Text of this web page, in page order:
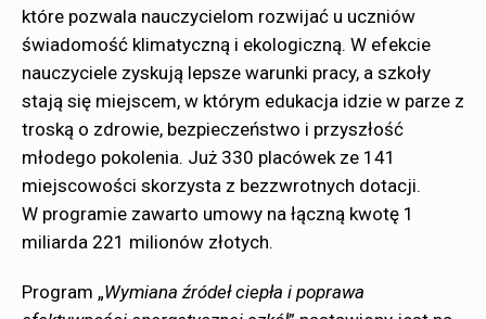
które pozwala nauczycielom rozwijać u uczniów
świadomość klimatyczną i ekologiczną. W efekcie
nauczyciele zyskują lepsze warunki pracy, a szkoły
stają się miejscem, w którym edukacja idzie w parze z
troską o zdrowie, bezpieczeństwo i przyszłość
młodego pokolenia. Już 330 placówek ze 141
miejscowości skorzysta z bezzwrotnych dotacji.
W programie zawarto umowy na łączną kwotę 1
miliarda 221 milionów złotych.
Program „Wymiana źródeł ciepła i poprawa